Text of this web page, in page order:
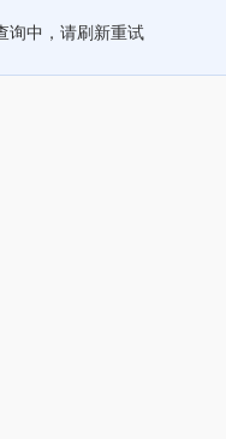
询中，请刷新重试